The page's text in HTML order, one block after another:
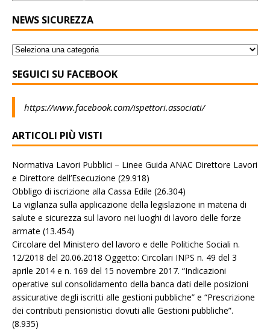
NEWS SICUREZZA
SEGUICI SU FACEBOOK
https://www.facebook.com/ispettori.associati/
ARTICOLI PIÙ VISTI
Normativa Lavori Pubblici – Linee Guida ANAC Direttore Lavori
e Direttore dell’Esecuzione (29.918)
Obbligo di iscrizione alla Cassa Edile (26.304)
La vigilanza sulla applicazione della legislazione in materia di
salute e sicurezza sul lavoro nei luoghi di lavoro delle forze
armate (13.454)
Circolare del Ministero del lavoro e delle Politiche Sociali n.
12/2018 del 20.06.2018 Oggetto: Circolari INPS n. 49 del 3
aprile 2014 e n. 169 del 15 novembre 2017. “Indicazioni
operative sul consolidamento della banca dati delle posizioni
assicurative degli iscritti alle gestioni pubbliche” e “Prescrizione
dei contributi pensionistici dovuti alle Gestioni pubbliche”.
(8.935)